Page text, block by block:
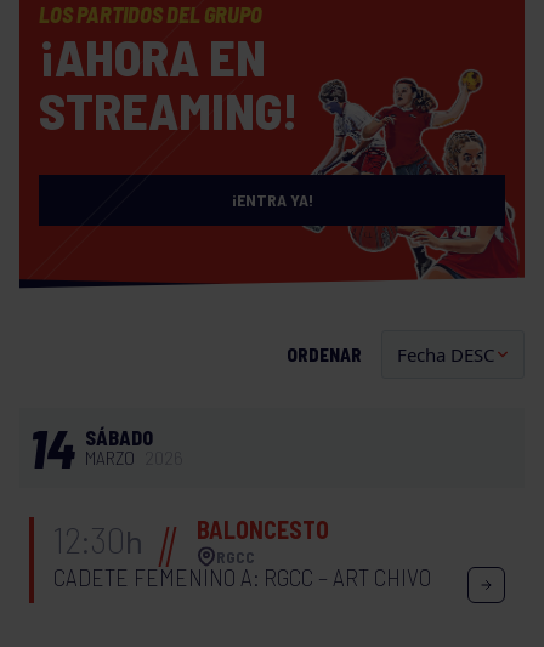
LOS PARTIDOS DEL GRUPO
¡AHORA EN
STREAMING!
¡ENTRA YA!
ORDENAR
14 SÁBADO
MARZO
12:30h BALONCESTO
RGCC
CADETE FEMENINO A: RGCC – ART CHIVO